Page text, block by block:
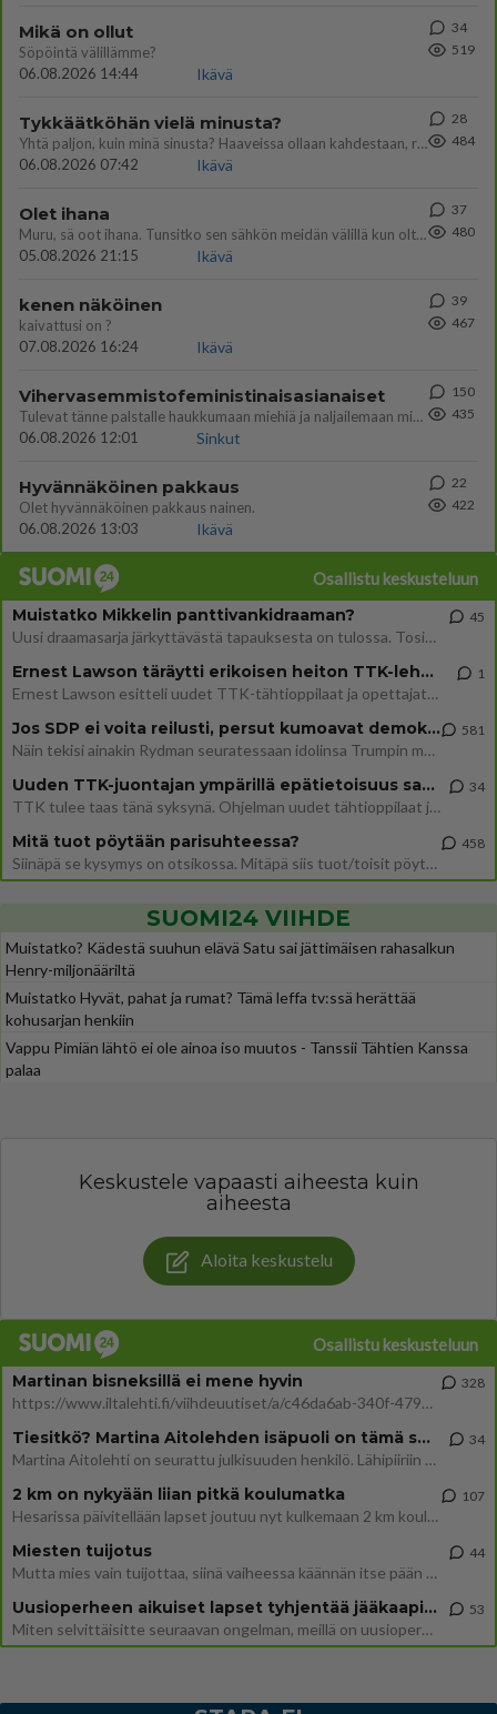
Mikä on ollut
Söpöintä välillämme?
06.08.2026 14:44
Ikävä
34
519
Tykkäätköhän vielä minusta?
Yhtä paljon, kuin minä sinusta? Haaveissa ollaan kahdestaan, rauhassa ja lähennytään fyysisesti ja tutustutaan syvemmin
06.08.2026 07:42
Ikävä
28
484
Olet ihana
Muru, sä oot ihana. Tunsitko sen sähkön meidän välillä kun oltiin ihan låhekkäin? 👩‍❤️‍👩❤️😼😘
05.08.2026 21:15
Ikävä
37
480
kenen näköinen
kaivattusi on ?
07.08.2026 16:24
Ikävä
39
467
Vihervasemmistofeministinaisasianaiset
Tulevat tänne palstalle haukkumaan miehiä ja naljailemaan miehelle, kehuvat olevansa heitä parempia. Itse asuvat MIEHE
06.08.2026 12:01
Sinkut
150
435
Hyvännäköinen pakkaus
Olet hyvännäköinen pakkaus nainen.
06.08.2026 13:03
Ikävä
22
422
Osallistu keskusteluun
Muistatko Mikkelin panttivankidraaman?
Uusi draamasarja järkyttävästä tapauksesta on tulossa. Tositapahtumiin perustuva sarja ammentaa vuoden 1986 Mikkelin pan
45
Ernest Lawson täräytti erikoisen heiton TTK-lehdistötilaisuudessa: " Onko tässä tarkoituksena...?"
Ernest Lawson esitteli uudet TTK-tähtioppilaat ja opettajat torstaina 6.8. lehdistölle. Tulevalla kaudella on yksi hausk
1
Jos SDP ei voita reilusti, persut kumoavat demokratian Suomesta
Näin tekisi ainakin Rydman seuratessaan idolinsa Trumpin mallia https://www.is.fi/politiikka/art-2000012187244.html
581
Uuden TTK-juontajan ympärillä epätietoisuus sakenee - Nyt MTV hämmentää soppaa
TTK tulee taas tänä syksynä. Ohjelman uudet tähtioppilaat julkistetaan torstaina 6. elokuuta klo 14 alkavassa lehdistö
34
Mitä tuot pöytään parisuhteessa?
Siinäpä se kysymys on otsikossa. Mitäpä siis tuot/toisit pöytään parisuhteessa? Oletko mies vai nainen? Koetko sen mitä
458
SUOMI24 VIIHDE
Muistatko? Kädestä suuhun elävä Satu sai jättimäisen rahasalkun
Henry-miljonääriltä
Muistatko Hyvät, pahat ja rumat? Tämä leffa tv:ssä herättää
kohusarjan henkiin
Vappu Pimiän lähtö ei ole ainoa iso muutos - Tanssii Tähtien Kanssa
palaa
Keskustele vapaasti aiheesta kuin
aiheesta
Aloita keskustelu
Osallistu keskusteluun
Martinan bisneksillä ei mene hyvin
https://www.iltalehti.fi/viihdeuutiset/a/c46da6ab-340f-4790-aaa7-0865eed2336 Yrityksen konkurssihakemus on tullut kärä
328
Tiesitkö? Martina Aitolehden isäpuoli on tämä suosittu laulaja
Martina Aitolehti on seurattu julkisuuden henkilö. Lähipiiriin mahtuu muitakin tunnettuja henkilöitä. Tiesitkö, että Ma
34
2 km on nykyään liian pitkä koulumatka
Hesarissa päivitellään lapset joutuu nyt kulkemaan 2 km kouluun jösses. Ruostefillarilla tuo matka menee vaikka miten äk
107
Miesten tuijotus
Mutta mies vain tuijottaa, siinä vaiheessa käännän itse pään pois. Mikä juttu? Yleensä jos joku tuijottaa tai katsoo, hä
44
Uusioperheen aikuiset lapset tyhjentää jääkaapin käydessään
Miten selvittäisitte seuraavan ongelman, meillä on uusioperhe, minulla teini-ikäiset lapset ja puolisolla aikuiset, jotk
53